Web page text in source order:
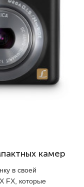
камер
в своей
FX, которые